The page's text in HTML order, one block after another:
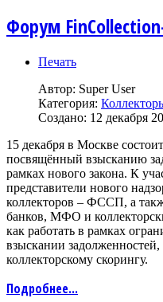
Форум
Печать
Автор: Super User
Категория:
Создано: 12 декабря
15 декабря в Москве
посвящённый взысканию
рамках нового закона. К
представители нового
коллекторов – ФССП, а
банков, МФО и
как работать в рамках
взыскании
коллекторскому скорингу.
Подробнее...